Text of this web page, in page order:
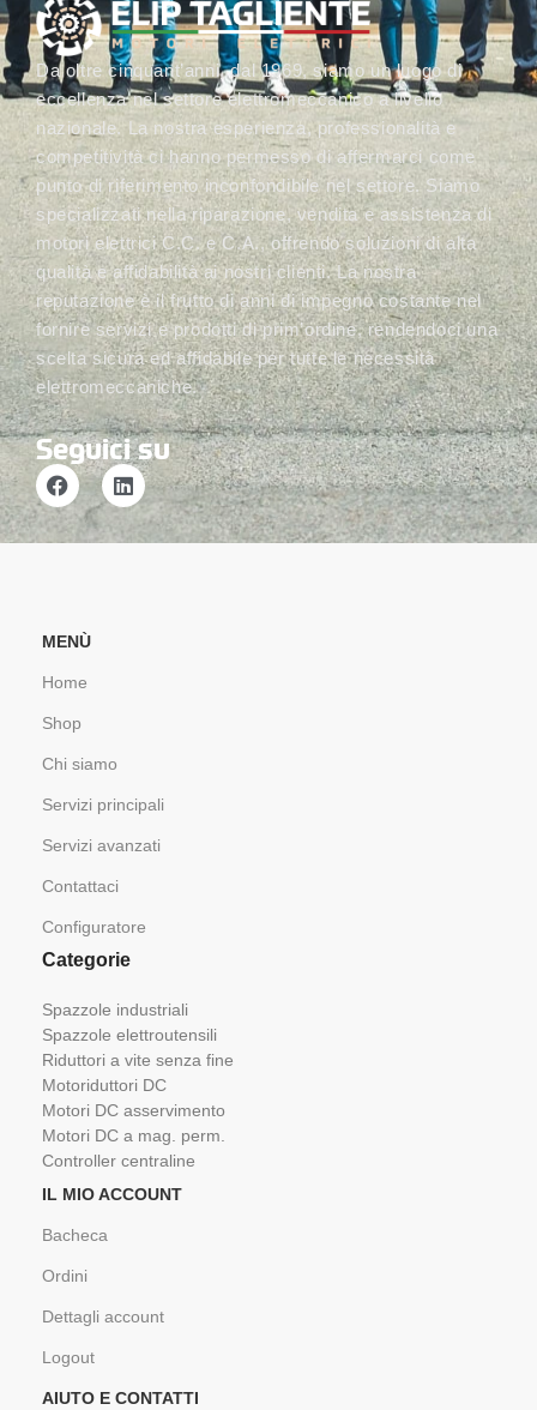
Da oltre cinquant’anni, dal 1969, siamo un luogo di
eccellenza nel settore elettromeccanico a livello
nazionale. La nostra esperienza, professionalità e
competitività ci hanno permesso di affermarci come
punto di riferimento inconfondibile nel settore. Siamo
specializzati nella riparazione, vendita e assistenza di
motori elettrici C.C. e C.A., offrendo soluzioni di alta
qualità e affidabilità ai nostri clienti. La nostra
reputazione è il frutto di anni di impegno costante nel
fornire servizi e prodotti di prim’ordine, rendendoci una
scelta sicura ed affidabile per tutte le necessità
elettromeccaniche.
Seguici su
MENÙ
Home
Shop
Chi siamo
Servizi principali
Servizi avanzati
Contattaci
Configuratore
Categorie
Spazzole industriali
Spazzole elettroutensili
Riduttori a vite senza fine
Motoriduttori DC
Motori DC asservimento
Motori DC a mag. perm.
Controller centraline
IL MIO ACCOUNT
Bacheca
Ordini
Dettagli account
Logout
AIUTO E CONTATTI